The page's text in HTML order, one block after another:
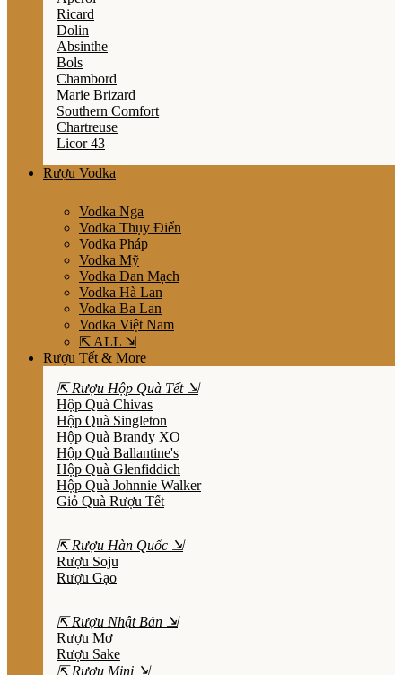
Ricard
Dolin
Absinthe
Bols
Chambord
Marie Brizard
Southern Comfort
Chartreuse
Licor 43
Rượu Vodka
Vodka Nga
Vodka Thụy Điển
Vodka Pháp
Vodka Mỹ
Vodka Đan Mạch
Vodka Hà Lan
Vodka Ba Lan
Vodka Việt Nam
⇱ ALL ⇲
Rượu Tết & More
⇱ Rượu Hộp Quà Tết ⇲
Hộp Quà Chivas
Hộp Quà Singleton
Hộp Quà Brandy XO
Hộp Quà Ballantine's
Hộp Quà Glenfiddich
Hộp Quà Johnnie Walker
Giỏ Quà Rượu Tết
⇱ Rượu Hàn Quốc ⇲
Rượu Soju
Rượu Gạo
⇱ Rượu Nhật Bản ⇲
Rượu Mơ
Rượu Sake
⇱ Rượu Mini ⇲